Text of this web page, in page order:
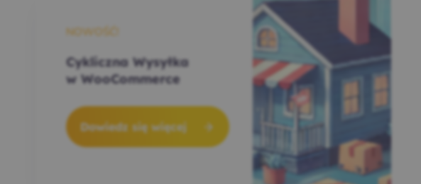
NOWOŚĆ!
Cykliczna Wysyłka
w WooCommerce
Dowiedz się więcej